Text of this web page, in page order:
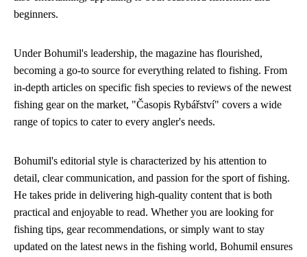
beginners.
Under Bohumil's leadership, the magazine has flourished,
becoming a go-to source for everything related to fishing. From
in-depth articles on specific fish species to reviews of the newest
fishing gear on the market, "Časopis Rybářství" covers a wide
range of topics to cater to every angler's needs.
Bohumil's editorial style is characterized by his attention to
detail, clear communication, and passion for the sport of fishing.
He takes pride in delivering high-quality content that is both
practical and enjoyable to read. Whether you are looking for
fishing tips, gear recommendations, or simply want to stay
updated on the latest news in the fishing world, Bohumil ensures